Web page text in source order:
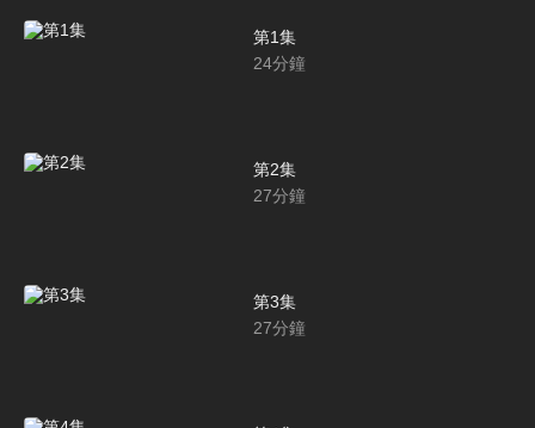
第1集
24分鐘
第2集
27分鐘
第3集
27分鐘